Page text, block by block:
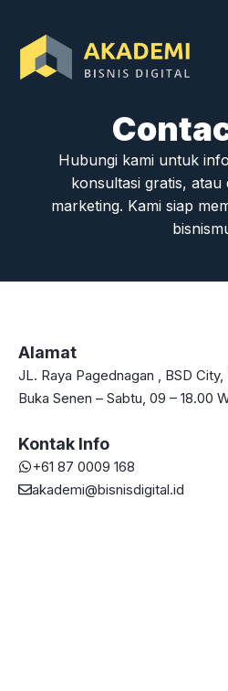
content
Hubungi kami untuk
konsultasi gratis, atau
marketing. Kami siap
Alamat
JL. Raya Pagednagan , BSD
Buka Senen – Sabtu, 09 – 18.00
Kontak Info
+61 87 0009 168
akademi@bisnisdigital.id